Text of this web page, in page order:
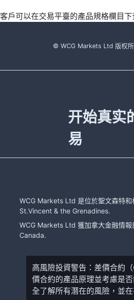
客戶可以在交易平臺的產品規格欄目
© WCG Markets Ltd 版权
开始真实
易
WCG Markets Ltd 是位於聖文森特
St.Vincent & the Grenadines.
WCG Markets Ltd 獲加拿大金融情
Canada.
高風險投資警告：差價合約
價合約的產品原理並考慮是
全了解所有潛在的風險，並